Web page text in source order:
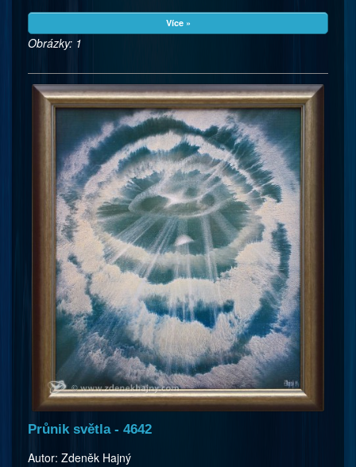
Více »
Obrázky: 1
Průnik světla - 4642
Autor: Zdeněk Hajný